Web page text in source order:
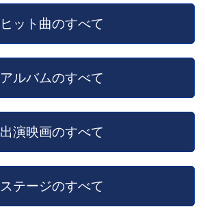
ヒット曲のすべて
アルバムのすべて
出演映画のすべて
ステージのすべて